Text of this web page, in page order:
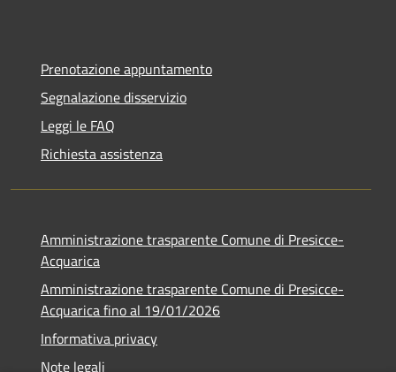
Prenotazione appuntamento
Segnalazione disservizio
Leggi le FAQ
Richiesta assistenza
Amministrazione trasparente Comune di Presicce-
Acquarica
Amministrazione trasparente Comune di Presicce-
Acquarica fino al 19/01/2026
Informativa privacy
Note legali